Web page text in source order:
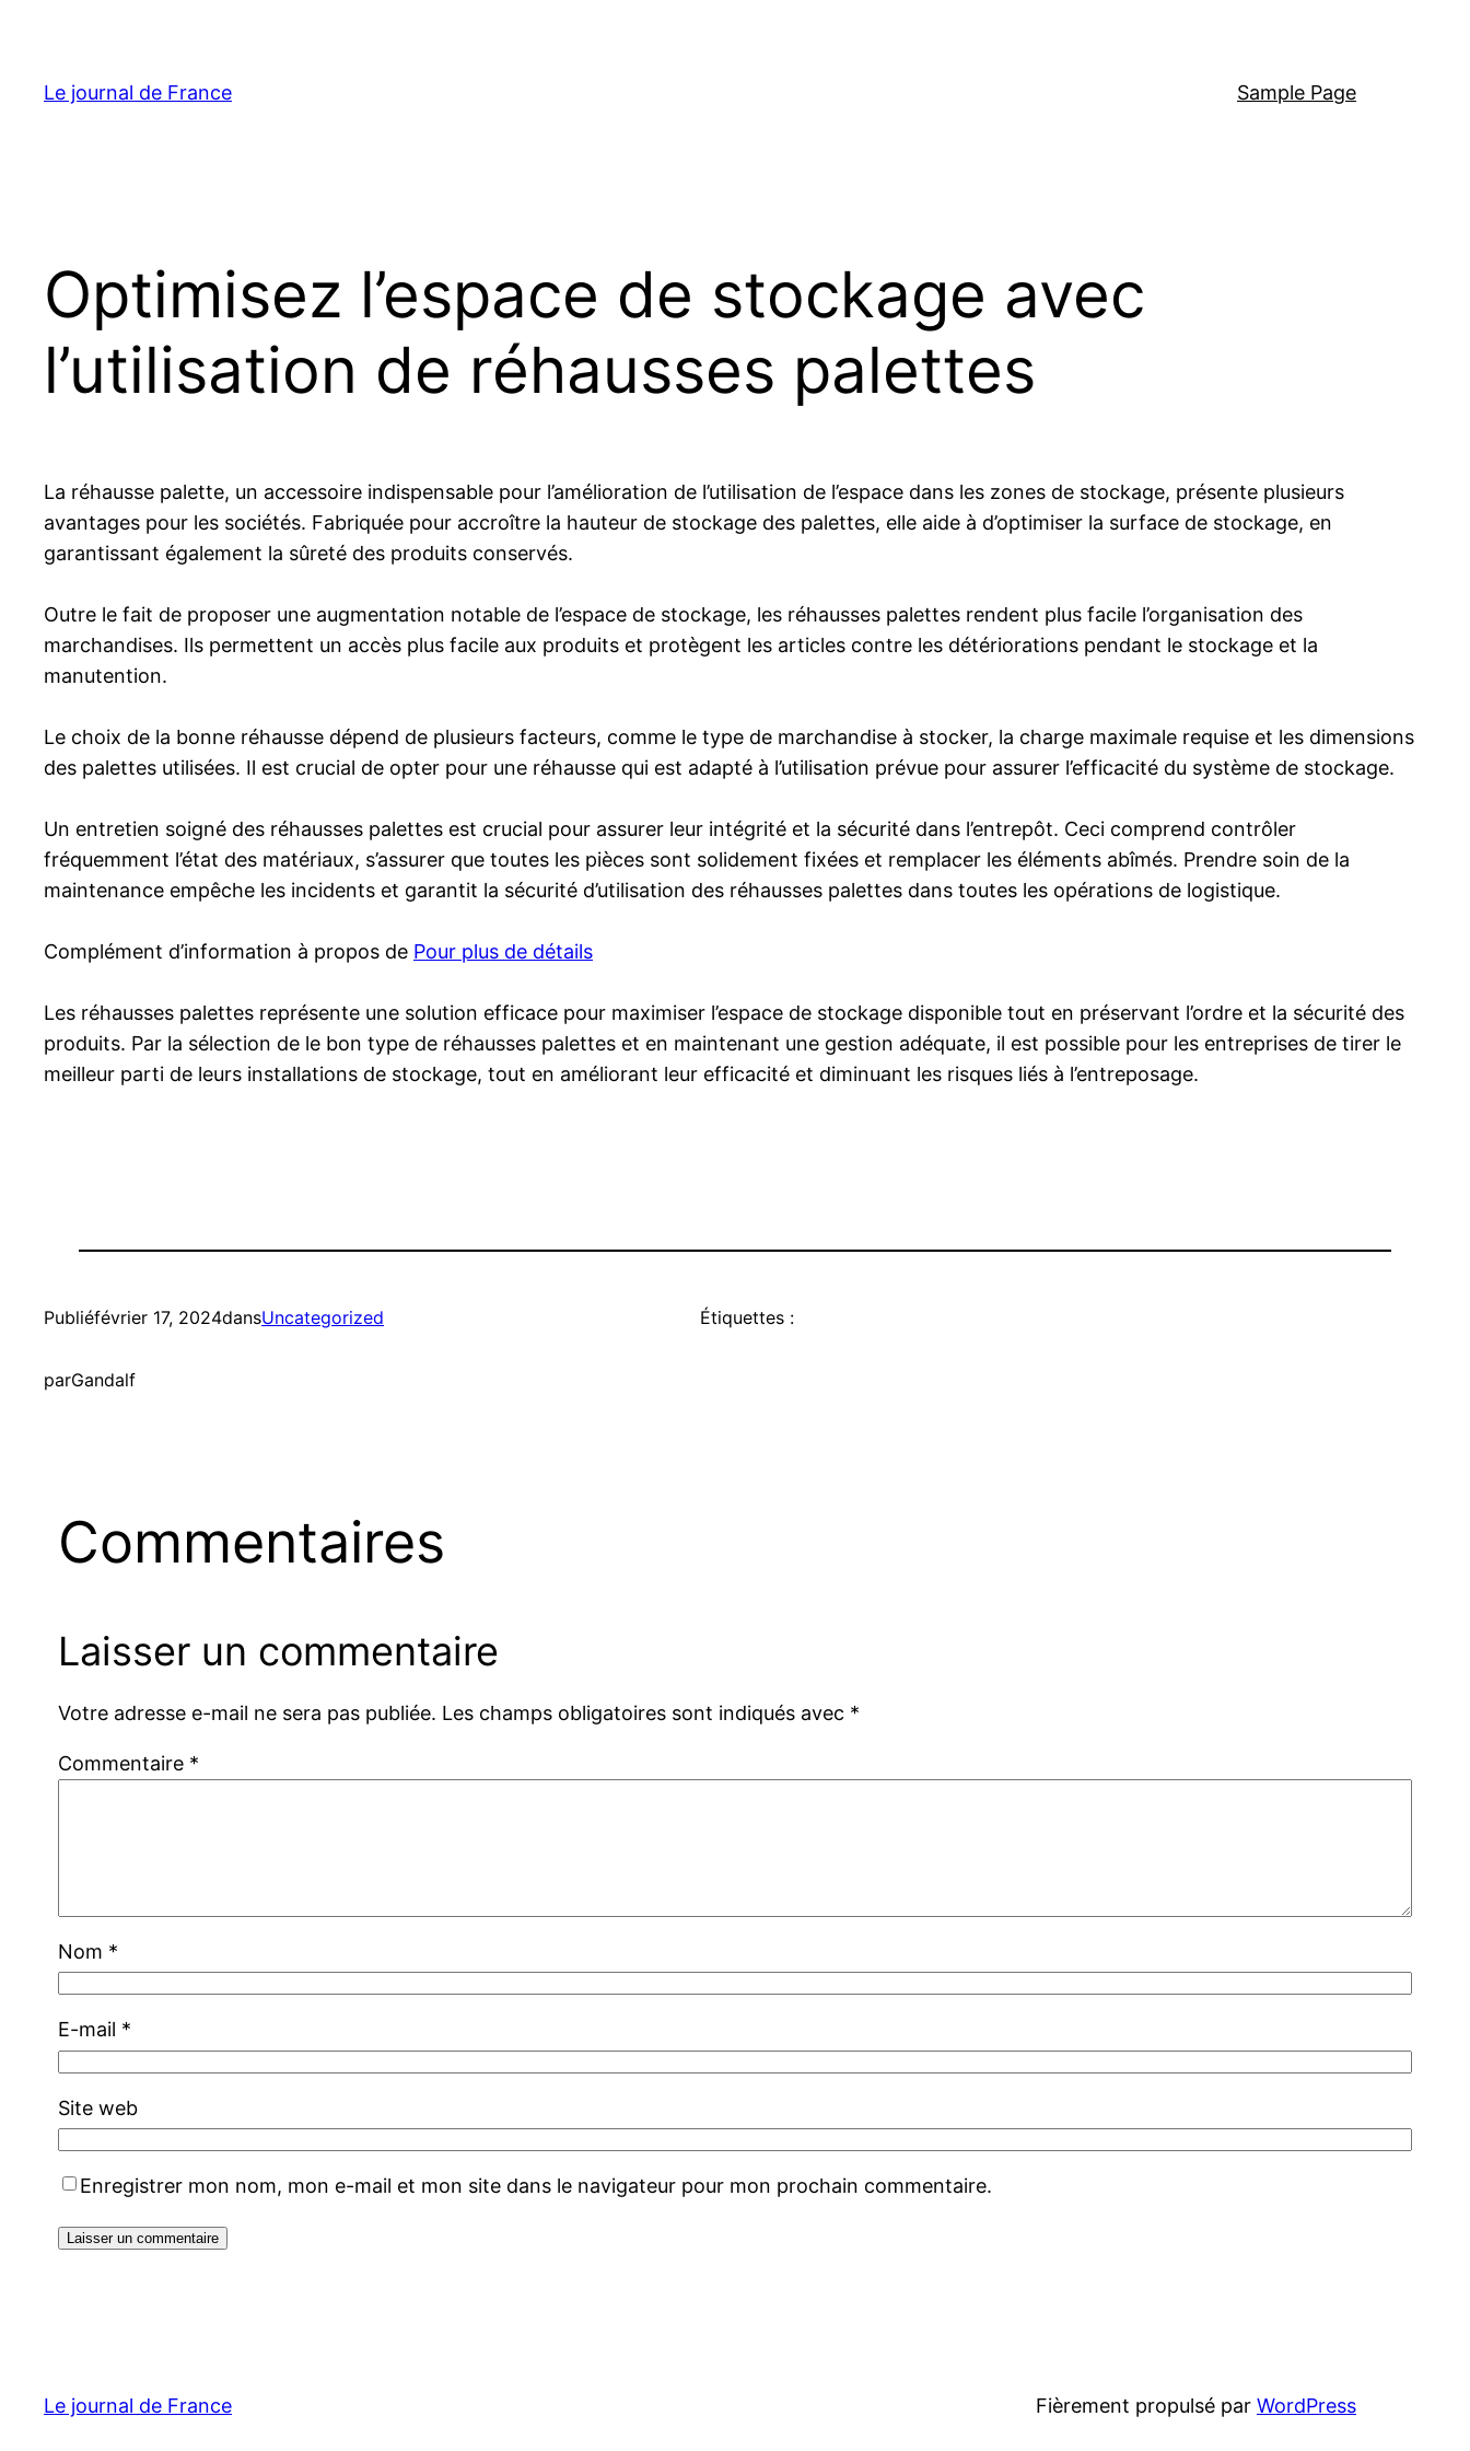
contenu
Le journal de France Sample Page
Optimisez l’espace de stockage avec
l’utilisation de réhausses palettes
La réhausse palette, un accessoire indispensable pour l’amélioration de l’utilisation de l’espace dans les zones de stockage, présente plusieurs
avantages pour les sociétés. Fabriquée pour accroître la hauteur de stockage des palettes, elle aide à d’optimiser la surface de stockage, en
garantissant également la sûreté des produits conservés.
Outre le fait de proposer une augmentation notable de l’espace de stockage, les réhausses palettes rendent plus facile l’organisation des
marchandises. Ils permettent un accès plus facile aux produits et protègent les articles contre les détériorations pendant le stockage et la
manutention.
Le choix de la bonne réhausse dépend de plusieurs facteurs, comme le type de marchandise à stocker, la charge maximale requise et les dimensions
des palettes utilisées. Il est crucial de opter pour une réhausse qui est adapté à l’utilisation prévue pour assurer l’efficacité du système de stockage.
Un entretien soigné des réhausses palettes est crucial pour assurer leur intégrité et la sécurité dans l’entrepôt. Ceci comprend contrôler
fréquemment l’état des matériaux, s’assurer que toutes les pièces sont solidement fixées et remplacer les éléments abîmés. Prendre soin de la
maintenance empêche les incidents et garantit la sécurité d’utilisation des réhausses palettes dans toutes les opérations de logistique.
Complément d’information à propos de Pour plus de détails
Les réhausses palettes représente une solution efficace pour maximiser l’espace de stockage disponible tout en préservant l’ordre et la sécurité des
produits. Par la sélection de le bon type de réhausses palettes et en maintenant une gestion adéquate, il est possible pour les entreprises de tirer le
meilleur parti de leurs installations de stockage, tout en améliorant leur efficacité et diminuant les risques liés à l’entreposage.
Publiéfévrier 17, 2024dansUncategorized
parGandalf
Étiquettes :
Commentaires
Laisser un commentaire
Votre adresse e-mail ne sera pas publiée. Les champs obligatoires sont indiqués avec *
Commentaire *
Nom *
E-mail *
Site web
Enregistrer mon nom, mon e-mail et mon site dans le navigateur pour mon prochain commentaire.
Le journal de France Fièrement propulsé par WordPress